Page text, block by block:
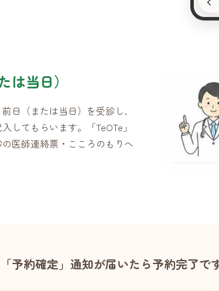
は当日）
日（または当日）を受診し、
してもらいます。「TeOTe」
医師連絡票・こころのもりへ
予約確定」通知が届いたら予約完了で